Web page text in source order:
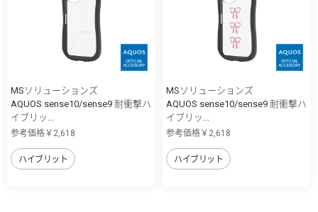
MSソリューションズ
AQUOS sense10/sense9 耐衝撃ハ
イブリッ...
参考価格￥2,618
ハイブリット
MSソリューションズ
AQUOS sense10/sense9 耐衝撃ハ
イブリッ...
参考価格￥2,618
ハイブリット